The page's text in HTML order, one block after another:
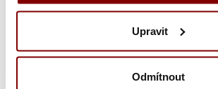
Upravit
Odmítnout
Umiestnenie výšivkyFont výšivky